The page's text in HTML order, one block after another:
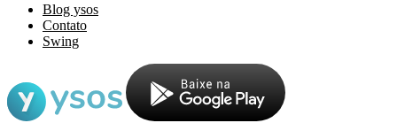
Blog ysos
Contato
Swing